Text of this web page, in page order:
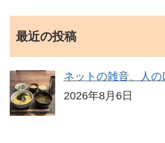
最近の投稿
ネットの雑音、人
2026年8月6日